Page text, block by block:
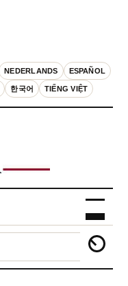
NEDERLANDS ESPAÑOL
한국어 TIẾNG VIỆT